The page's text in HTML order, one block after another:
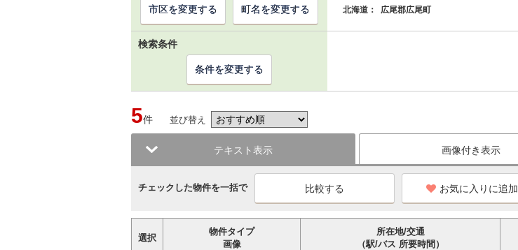
北海道：
広尾郡広尾町
市区を変更する 町名を変更する
検索条件
条件を変更する
5件 並び替え
テキスト表示 画像付き表示
チェックした物件を一括で お気に入りに追加
選択
物件タイプ
画像
所在地/交通
（駅/バス 所要時間）